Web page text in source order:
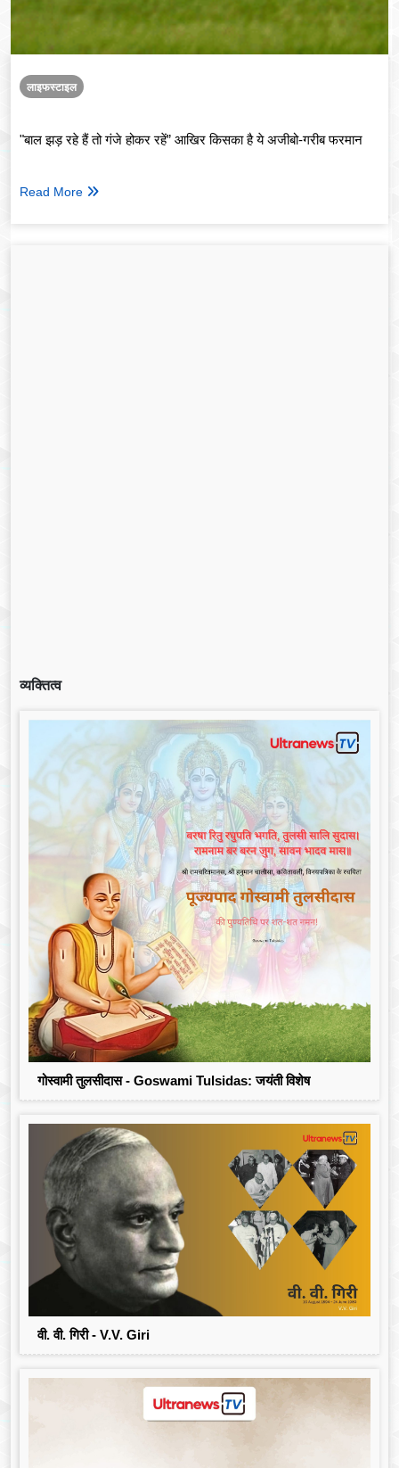
लाइफस्टाइल
"बाल झड़ रहे हैं तो गंजे होकर रहें” आखिर किसका है ये अजीबो-गरीब फरमान
Read More
व्यक्तित्व
गोस्वामी तुलसीदास - Goswami Tulsidas: जयंती विशेष
वी. वी. गिरी - V.V. Giri